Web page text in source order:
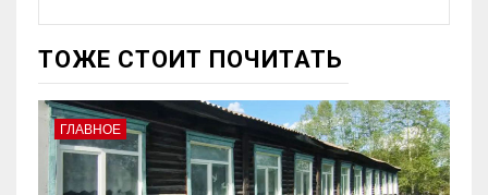
ТОЖЕ СТОИТ ПОЧИТАТЬ
ГЛАВНОЕ